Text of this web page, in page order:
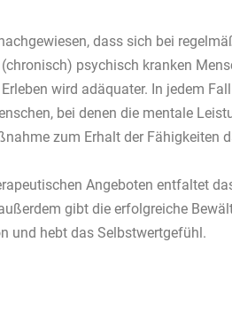
dass sich bei
psychisch kranken
wird adäquater. In jedem
bei denen die mentale
zum Erhalt der Fähigkeiten
Angeboten entfaltet
gibt die erfolgreiche
und hebt das Selbstwertgefühl.